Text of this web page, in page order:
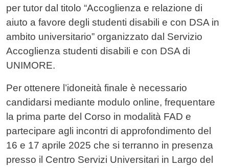
per tutor dal titolo “Accoglienza e relazione di
aiuto a favore degli studenti disabili e con DSA in
ambito universitario” organizzato dal Servizio
Accoglienza studenti disabili e con DSA di
UNIMORE.
Per ottenere l’idoneità finale è necessario
candidarsi mediante modulo online, frequentare
la prima parte del Corso in modalità FAD e
partecipare agli incontri di approfondimento del
16 e 17 aprile 2025 che si terranno in presenza
presso il Centro Servizi Universitari in Largo del